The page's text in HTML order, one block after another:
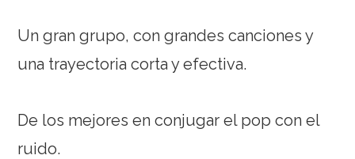
Un gran grupo, con grandes canciones y
una trayectoria corta y efectiva.
De los mejores en conjugar el pop con el
ruido.